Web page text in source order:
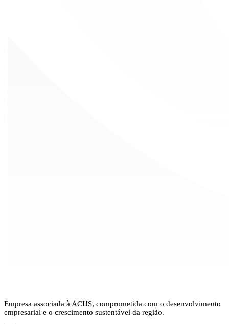
Empresa associada à ACIJS, comprometida com o desenvolvimento
empresarial e o crescimento sustentável da região.